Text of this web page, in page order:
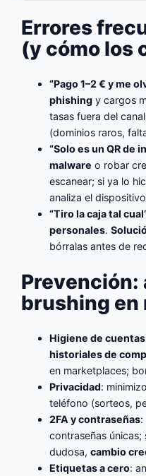
Errores
(y cómo los
“Pago 1–2 € y me
phishing y cargos
tasas fuera del
(dominios raros,
“Solo es un QR de
malware o robar
escanear; si ya lo
analiza el
“Tiro la caja tal
personales.
bórralas antes de
Prevención:
brushing en
Higiene de cuentas
historiales de
en marketplaces;
Privacidad:
teléfono (sorteos,
2FA y contraseñas
contraseñas únicas;
dudosa,cambio
Etiquetas a cero: